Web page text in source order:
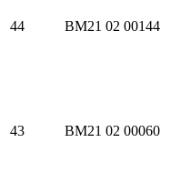
44 BM21 02 00144
43 BM21 02 00060